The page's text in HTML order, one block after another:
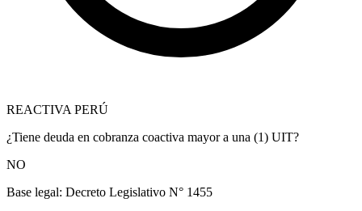
REACTIVA PERÚ
¿Tiene deuda en cobranza coactiva mayor a una (1) UIT?
NO
Base legal: Decreto Legislativo N° 1455